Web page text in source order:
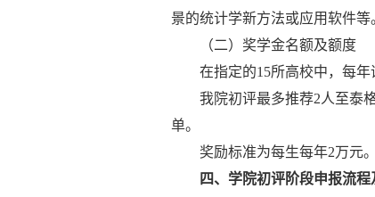
景的统计学新方法或应用软件等
（二）奖学金名额及额度
在指定的15所高校中，每
我院初评最多推荐2人至泰
单。
奖励标准为每生每年2万元
四、学院初评阶段申报流程